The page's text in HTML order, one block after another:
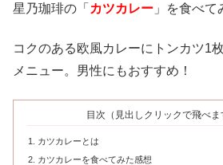
星乃珈琲の「 カツカレー 」を食べて
コクのある欧風カレーにトンカツ1
メニュー。男性にもおすすめ！
目次（見出しクリックで飛べま
カツカレーとは
カツカレーを食べてみた感想